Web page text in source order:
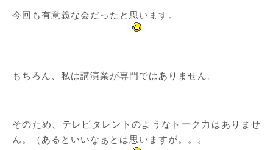
今回も有意義な会だったと思います。
もちろん、私は講演業が専門ではありません。
そのため、テレビタレントのようなトーク力はありませ
ん。（あるといいなぁとは思いますが。。。